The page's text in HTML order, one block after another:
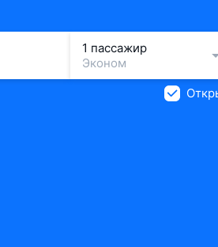
1 пассажир
Эконом